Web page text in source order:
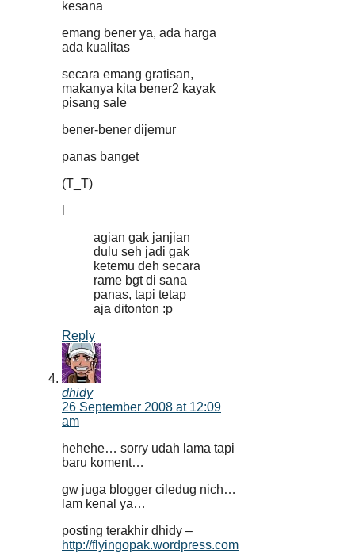
kesana
emang bener ya, ada harga
ada kualitas
secara emang gratisan,
makanya kita bener2 kayak
pisang sale
bener-bener dijemur
panas banget
(T_T)
agian gak janjian
dulu seh jadi gak
ketemu deh secara
rame bgt di sana
panas, tapi tetap
aja ditonton :p
Reply
dhidy
26 September 2008 at 12:09
am
hehehe… sorry udah lama tapi
baru koment…
gw juga blogger ciledug nich…
lam kenal ya…
posting terakhir dhidy –
http://flyingopak.wordpress.com